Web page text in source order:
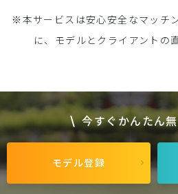
※本サービスは安心安全なマッチ
に、モデルとクライアントの
今すぐかんたん
モデル登録